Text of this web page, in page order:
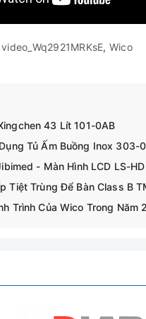
video_Wq2921MRKsE, Wico
43 Lít 101-0AB
Tủ Ấm Buồng Inox 303-
- Màn Hình LCD LS-
Tiệt Trùng Để Bàn Class B
Trình Của Wico Trong Năm